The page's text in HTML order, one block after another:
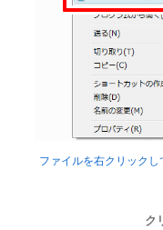
ファイルを右クリックし
ク